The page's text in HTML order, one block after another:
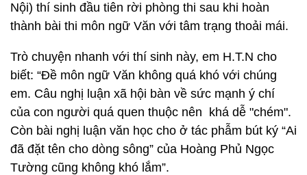
Nội) thí sinh đầu tiên rời phòng thi sau khi hoàn
thành bài thi môn ngữ Văn với tâm trạng thoải mái.
Trò chuyện nhanh với thí sinh này, em H.T.N cho
biết: “Đề môn ngữ Văn không quá khó với chúng
em. Câu nghị luận xã hội bàn về sức mạnh ý chí
của con người quá quen thuộc nên khá dễ "chém".
Còn bài nghị luận văn học cho ở tác phẫm bút ký “Ai
đã đặt tên cho dòng sông” của Hoàng Phủ Ngọc
Tường cũng không khó lắm”.